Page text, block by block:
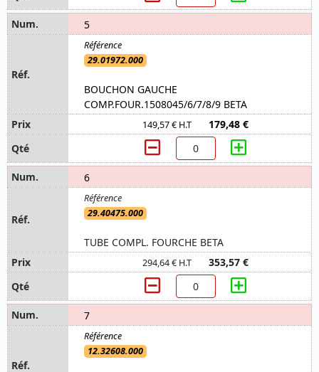
5
29.01972.000
BOUCHON GAUCHE
COMP.FOUR.1508045/6/7/8/9 BETA
149,57 € H.T 179,48 €
6
29.40475.000
TUBE COMPL. FOURCHE BETA
294,64 € H.T 353,57 €
7
12.32608.000